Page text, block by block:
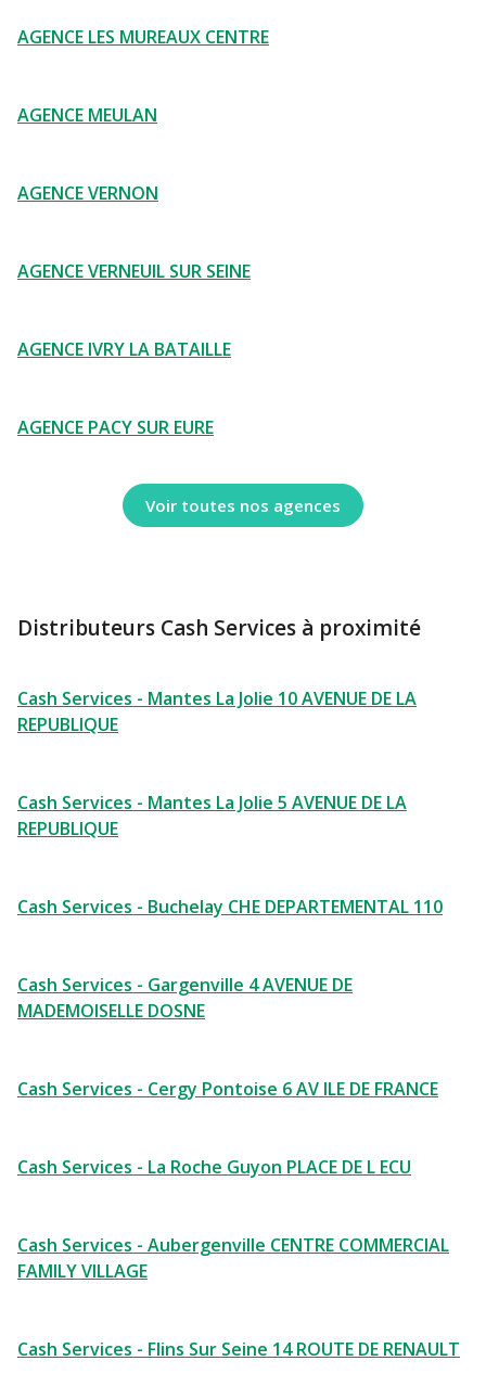
AGENCE LES MUREAUX CENTRE
AGENCE MEULAN
AGENCE VERNON
AGENCE VERNEUIL SUR SEINE
AGENCE IVRY LA BATAILLE
AGENCE PACY SUR EURE
Voir toutes nos agences
Distributeurs Cash Services à proximité
Cash Services - Mantes La Jolie 10 AVENUE DE LA
REPUBLIQUE
Cash Services - Mantes La Jolie 5 AVENUE DE LA
REPUBLIQUE
Cash Services - Buchelay CHE DEPARTEMENTAL 110
Cash Services - Gargenville 4 AVENUE DE
MADEMOISELLE DOSNE
Cash Services - Cergy Pontoise 6 AV ILE DE FRANCE
Cash Services - La Roche Guyon PLACE DE L ECU
Cash Services - Aubergenville CENTRE COMMERCIAL
FAMILY VILLAGE
Cash Services - Flins Sur Seine 14 ROUTE DE RENAULT